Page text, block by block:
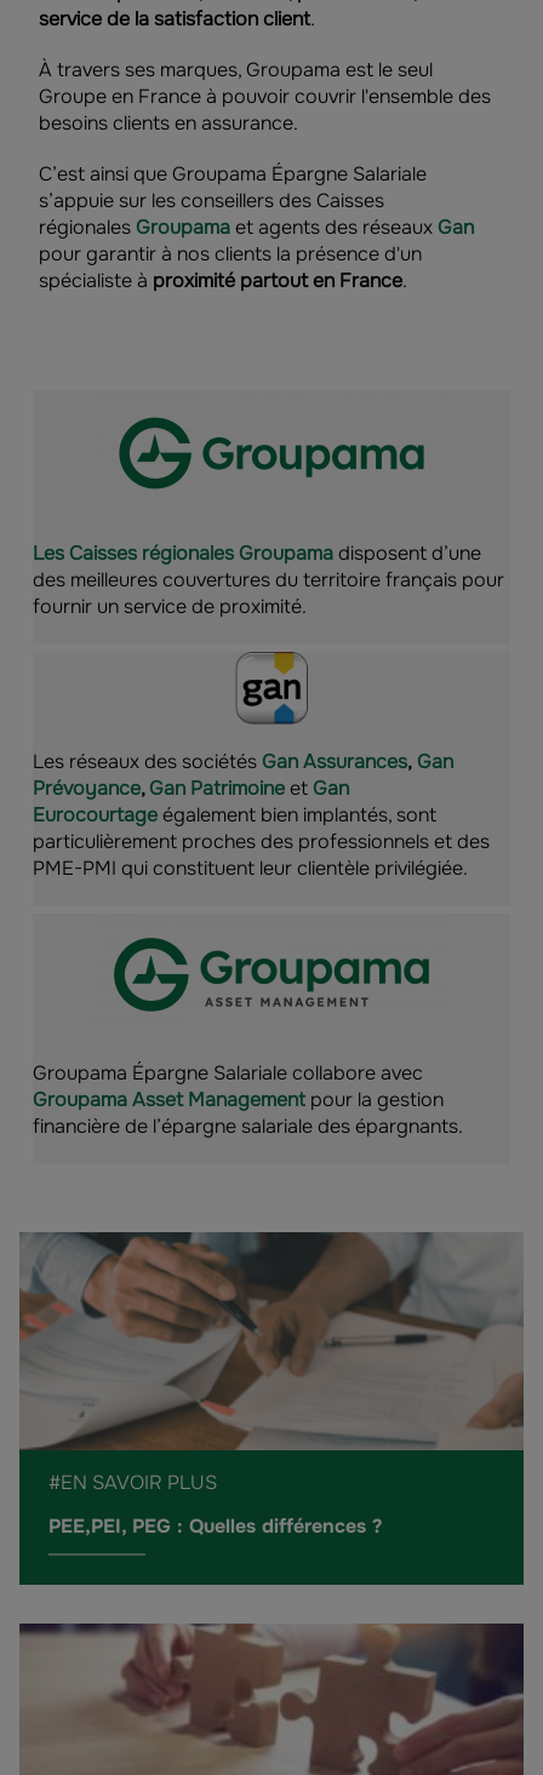
service de la satisfaction client.
À travers ses marques, Groupama est le seul
Groupe en France à pouvoir couvrir l'ensemble des
besoins clients en assurance.
C’est ainsi que Groupama Épargne Salariale
s’appuie sur les conseillers des Caisses
régionales Groupamaet agents des réseaux Gan
pour garantir à nos clients la présence d'un
spécialiste à proximité partout en France.
Les Caisses régionales Groupama disposent d’une
des meilleures couvertures du territoire français pour
fournir un service de proximité.
Les réseaux des sociétés Gan Assurances, Gan
Prévoyance,Gan Patrimoine et Gan
Eurocourtage également bien implantés, sont
particulièrement proches des professionnels et des
PME-PMI qui constituent leur clientèle privilégiée.
Groupama Épargne Salariale collabore avec
Groupama Asset Management pour la gestion
financière de l’épargne salariale des épargnants.
#EN SAVOIR PLUS
PEE,PEI, PEG : Quelles différences ?